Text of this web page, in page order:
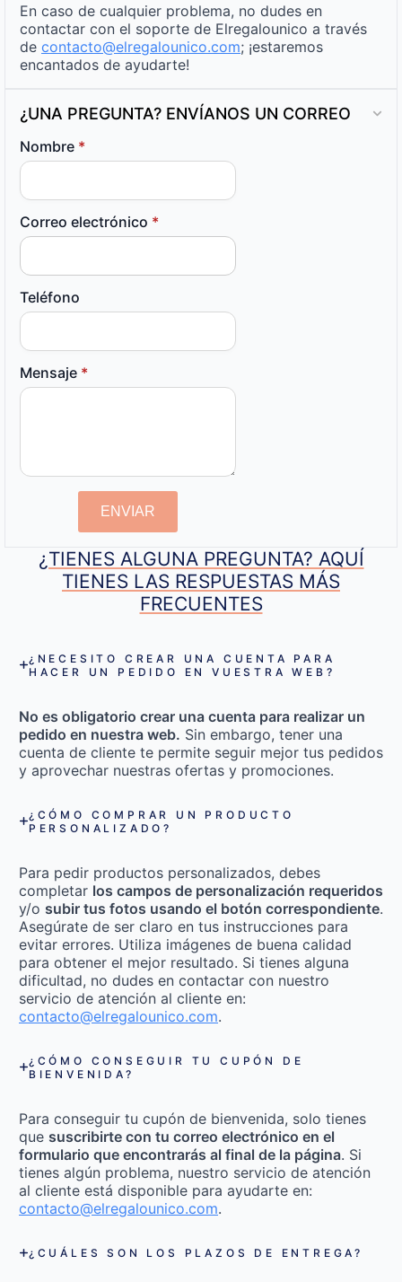
En caso de cualquier problema, no dudes en
contactar con el soporte de Elregalounico a través
de contacto@elregalounico.com; ¡estaremos
encantados de ayudarte!
¿UNA PREGUNTA? ENVÍANOS UN CORREO
Nombre *
Correo electrónico *
Teléfono
Mensaje *
ENVIAR
¿TIENES ALGUNA PREGUNTA? AQUÍ
TIENES LAS RESPUESTAS MÁS
FRECUENTES
¿NECESITO CREAR UNA CUENTA PARA
HACER UN PEDIDO EN VUESTRA WEB?
No es obligatorio crear una cuenta para realizar un
pedido en nuestra web. Sin embargo, tener una
cuenta de cliente te permite seguir mejor tus pedidos
y aprovechar nuestras ofertas y promociones.
¿CÓMO COMPRAR UN PRODUCTO
PERSONALIZADO?
Para pedir productos personalizados, debes
completar los campos de personalización requeridos
y/o subir tus fotos usando el botón correspondiente.
Asegúrate de ser claro en tus instrucciones para
evitar errores. Utiliza imágenes de buena calidad
para obtener el mejor resultado. Si tienes alguna
dificultad, no dudes en contactar con nuestro
servicio de atención al cliente en:
contacto@elregalounico.com.
¿CÓMO CONSEGUIR TU CUPÓN DE
BIENVENIDA?
Para conseguir tu cupón de bienvenida, solo tienes
que suscribirte con tu correo electrónico en el
formulario que encontrarás al final de la página. Si
tienes algún problema, nuestro servicio de atención
al cliente está disponible para ayudarte en:
contacto@elregalounico.com.
¿CUÁLES SON LOS PLAZOS DE ENTREGA?